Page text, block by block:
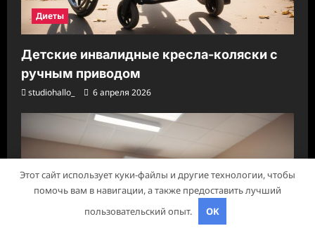
Диеты
Детские инвалидные кресла-коляски с
ручным приводом
studiohallo_ 6 апреля 2026
Этот сайт использует куки-файлы и другие технологии, чтобы
помочь вам в навигации, а также предоставить лучший
пользовательский опыт.
OK